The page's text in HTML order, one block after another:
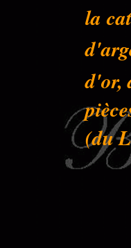
la
d'or,
(du